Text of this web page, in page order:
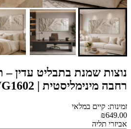
נוצות שמנת בתבליט עדין –
רחבה מינימליסטית | VG1602
זמינות: קיים במלאי
₪649.00
אביזרי תליה